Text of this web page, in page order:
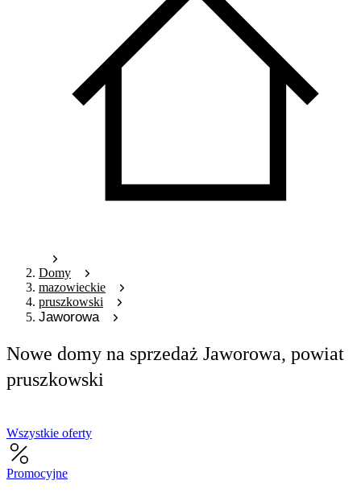
Domy
mazowieckie
pruszkowski
Jaworowa
Nowe domy na sprzedaż Jaworowa, powiat
pruszkowski
Wszystkie oferty
Promocyjne